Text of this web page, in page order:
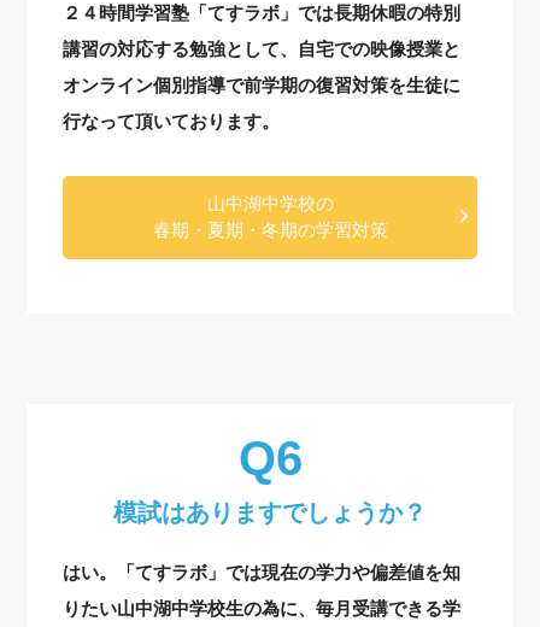
２４時間学習塾「てすラボ」では長期休暇の特別
講習の対応する勉強として、自宅での映像授業と
オンライン個別指導で前学期の復習対策を生徒に
行なって頂いております。
山中湖中学校の
春期・夏期・冬期の学習対策
模試はありますでしょうか？
はい。「てすラボ」では現在の学力や偏差値を知
りたい山中湖中学校生の為に、毎月受講できる学